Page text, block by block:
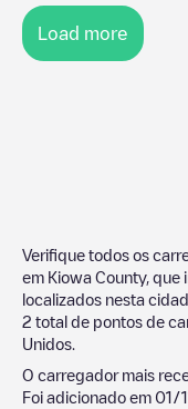
Load more
Verifique todos os
em Kiowa County, que
localizados nesta
2 total de pontos de
Unidos
O carregador mais
Foi adicionado em 01/